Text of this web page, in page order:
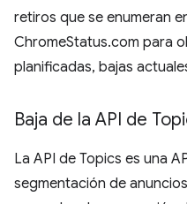
retiros que se enumeran
ChromeStatus.com para
planificadas, bajas
Baja de la API de
La API de Topics es una
segmentación de